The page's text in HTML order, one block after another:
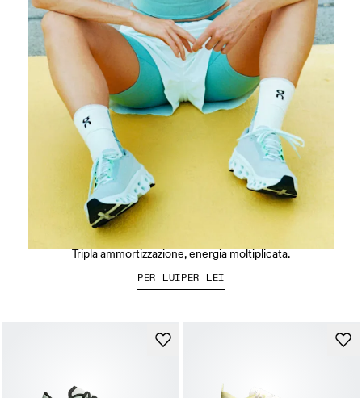
La Cloudmonster 3
Tripla ammortizzazione, energia moltiplicata.
PER LUIPER LEI